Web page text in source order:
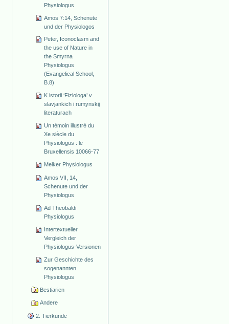
Physiologus
Amos 7:14, Schenute
und der Physiologos
Peter, Iconoclasm and
the use of Nature in
the Smyrna
Physiologus
(Evangelical School,
B.8)
K istorii ‘Fiziologa’ v
slavjankich i rumynskij
literaturach
Un témoin illustré du
Xe siècle du
Physiologus : le
Bruxellensis 10066-77
Melker Physiologus
Amos VII, 14,
Schenute und der
Physiologus
Ad Theobaldi
Physiologus
Intertextueller
Vergleich der
Physiologus-Versionen
Zur Geschichte des
sogenannten
Physiologus
Bestiarien
Andere
2. Tierkunde